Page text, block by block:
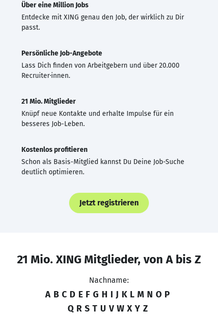
Über eine Million Jobs
Entdecke mit XING genau den Job, der wirklich zu Dir
passt.
Persönliche Job-Angebote
Lass Dich finden von Arbeitgebern und über 20.000
Recruiter·innen.
21 Mio. Mitglieder
Knüpf neue Kontakte und erhalte Impulse für ein
besseres Job-Leben.
Kostenlos profitieren
Schon als Basis-Mitglied kannst Du Deine Job-Suche
deutlich optimieren.
Jetzt registrieren
21 Mio. XING Mitglieder, von A bis Z
Nachname:
A B C D E F G H I J K L M N O P
Q R S T U V W X Y Z